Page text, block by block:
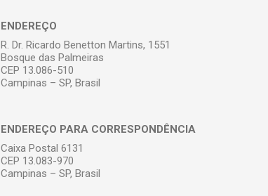
ENDEREÇO
R. Dr. Ricardo Benetton Martins, 1551
Bosque das Palmeiras
CEP 13.086-510
Campinas – SP, Brasil
ENDEREÇO PARA CORRESPONDÊNCIA
Caixa Postal 6131
CEP 13.083-970
Campinas – SP, Brasil